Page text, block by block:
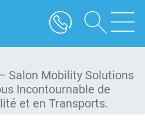
Salon Mobility Solutions
Incontournable de
et en Transports.